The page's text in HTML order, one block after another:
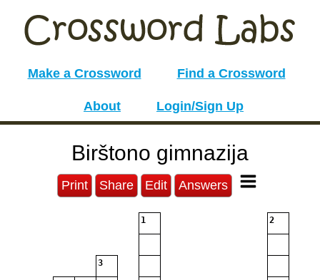
Make a Crossword Find a Crossword
About Login/Sign Up
Birštono gimnazija
Print Share Edit Answers
1 2
3